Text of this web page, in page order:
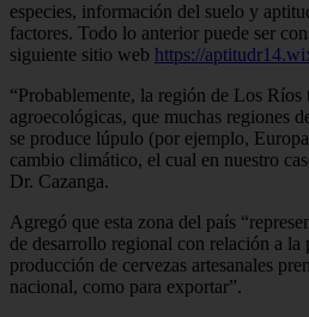
especies, información del suelo y
factores. Todo lo anterior puede ser
siguiente sitio web https://
“Probablemente, la región de Los
agroecológicas, que muchas regiones
se produce lúpulo (por ejemplo,
cambio climático, el cual en nuestro
Dr. Cazanga.
Agregó que esta zona del país
de desarrollo regional con relación a
producción de cervezas artesanales
nacional, como para exportar”.